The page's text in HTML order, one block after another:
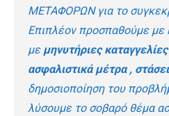
ΜΕΤΑΦΟΡΩΝ για το
Επιπλέον προσπαθούμε
με μηνυτήριες καταγγελίες
ασφαλιστικά μέτρα ,
δημοσιοποίηση του
λύσουμε το σοβαρό θέμα